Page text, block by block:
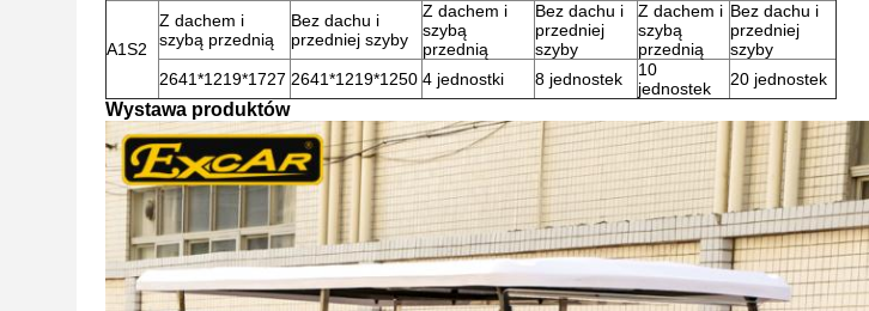
A1S2
Z dachem i
szybą przednią
Bez dachu i
przedniej szyby
Z dachem i
szybą
przednią
Bez dachu i
przedniej
szyby
Z dachem i
szybą
przednią
Bez dachu i
przedniej
szyby
2641*1219*1727 2641*1219*1250 4 jednostki 8 jednostek
10
jednostek
20 jednostek
Wystawa produktów